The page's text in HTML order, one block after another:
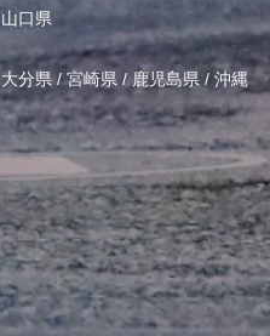
山口県
大分県/宮崎県 /鹿児島県 / 沖縄